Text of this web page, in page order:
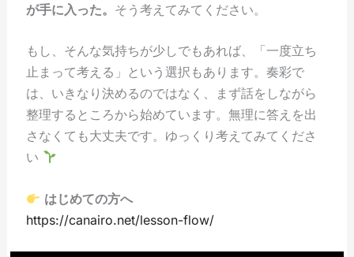
が手に入った。 そう考えてみてください。
もし、そんな気持ちが少しでもあれば、「一度立ち
止まって考える」という選択もあります。奏彩で
は、いきなり決めるのではなく、まず話をしながら
整理するところから始めています。無理に答えを出
さなくても大丈夫です。ゆっくり考えてみてくださ
い
はじめての方へ
https://canairo.net/lesson-flow/